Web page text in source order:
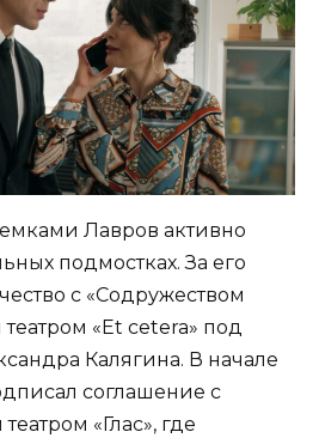
Лавров активно
подмостках. За его
с «Содружеством
театром «Et cetera» под
Калягина. В начале
соглашение с
«Глас», где